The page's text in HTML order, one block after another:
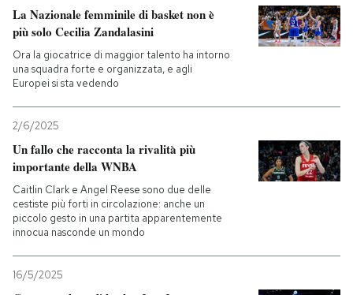
La Nazionale femminile di basket non è
più solo Cecilia Zandalasini
Ora la giocatrice di maggior talento ha intorno
una squadra forte e organizzata, e agli
Europei si sta vedendo
2/6/2025
Un fallo che racconta la rivalità più
importante della WNBA
Caitlin Clark e Angel Reese sono due delle
cestiste più forti in circolazione: anche un
piccolo gesto in una partita apparentemente
innocua nasconde un mondo
16/5/2025